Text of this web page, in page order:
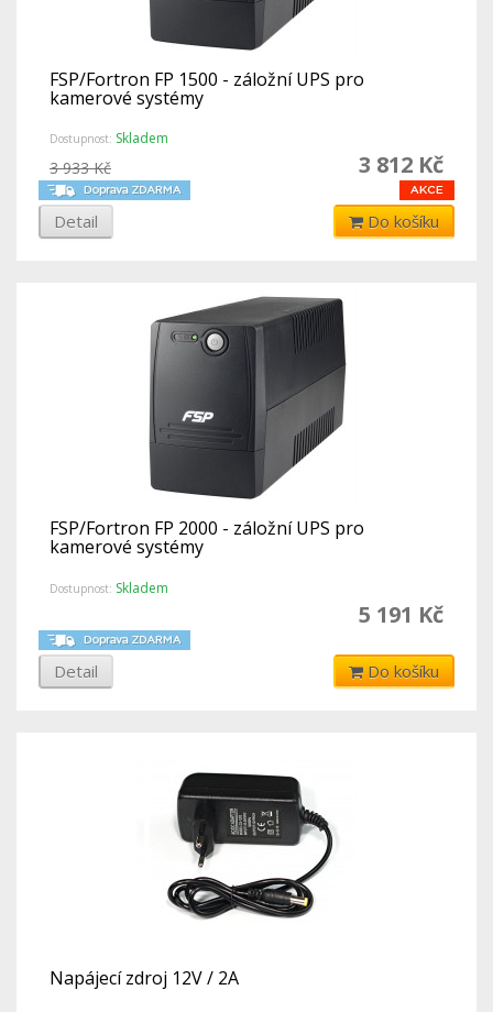
FSP/Fortron FP 1500 - záložní UPS pro
kamerové systémy
Dostupnost: Skladem
3 812 Kč
3 933 Kč
Detail Do košíku
FSP/Fortron FP 2000 - záložní UPS pro
kamerové systémy
Dostupnost: Skladem
5 191 Kč
Detail Do košíku
Napájecí zdroj 12V / 2A